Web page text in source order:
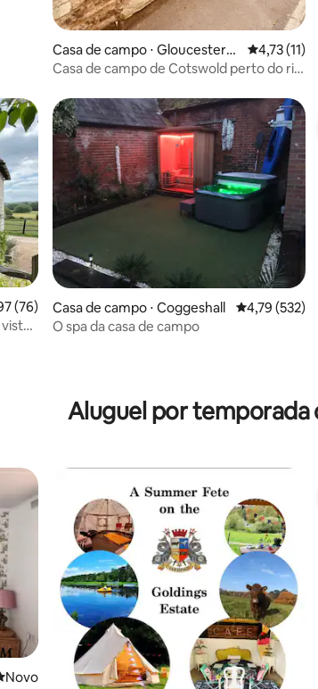
Casa de campo ⋅ Gloucestersh
ire
4,73 de
4,73 (11)
Casa de campo de Cotswold perto do rio
de uma avaliação média de 5, 76 avaliações
(76)
Casa de campo ⋅ Coggeshall 4,79 de uma
4,79 (532)
O spa da casa de campo
Aluguel por temporada
lugar para ficar
Novo